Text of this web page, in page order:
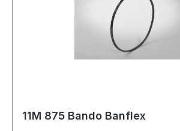
11M 875 Bando Banflex